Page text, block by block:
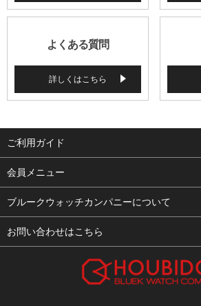
よくある質問
詳しくはこちら
ご利用ガイド
よくある質問
支払い・送料
修理依頼
会員メニュー
ログイン
お気に入り
ブルークウォッチカンパニーについて
会社概要
お問い合わせはこちら